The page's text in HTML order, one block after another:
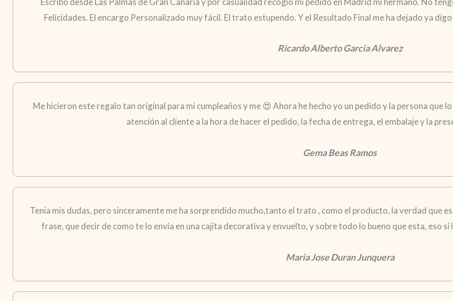
Felicidades. El encargo Personalizado muy fácil. El trato estupendo. Y el Resultado Final me ha dejado ya
Ricardo Alberto Garcia Alvarez
Me hicieron este regalo tan original para mi cumpleaños y me 😍 Ahora he hecho yo un pedido y la persona que
atención al cliente a la hora de hacer el pedido, la fecha de entrega, el embalaje y la
Gema Beas Ramos
Tenia mis dudas, pero sinceramente me ha sorprendido mucho,tanto el trato , como el producto, la verdad que
frase, que decir de como te lo envia en una cajita decorativa y envuelto, y sobre todo lo bueno que esta, eso
Maria Jose Duran Junquera